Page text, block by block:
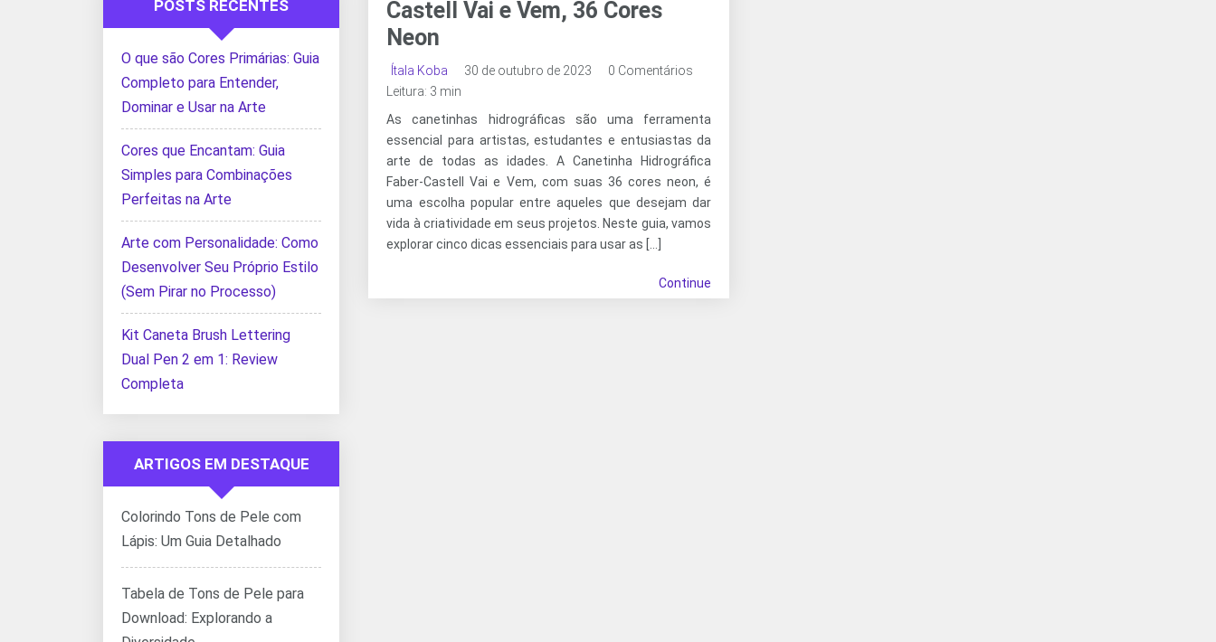
Castell Vai e Vem, 36 Cores
Neon
Ítala Koba 30 de outubro de 2023
0 Comentários
Leitura: 3 min
As canetinhas hidrográficas são uma ferramenta
essencial para artistas, estudantes e entusiastas da
arte de todas as idades. A Canetinha Hidrográfica
Faber-Castell Vai e Vem, com suas 36 cores neon, é
uma escolha popular entre aqueles que desejam dar
vida à criatividade em seus projetos. Neste guia, vamos
explorar cinco dicas essenciais para usar as […]
Continue
POSTS RECENTES
O que são Cores Primárias: Guia
Completo para Entender,
Dominar e Usar na Arte
Cores que Encantam: Guia
Simples para Combinações
Perfeitas na Arte
Arte com Personalidade: Como
Desenvolver Seu Próprio Estilo
(Sem Pirar no Processo)
Kit Caneta Brush Lettering
Dual Pen 2 em 1: Review
Completa
ARTIGOS EM DESTAQUE
Colorindo Tons de Pele com
Lápis: Um Guia Detalhado
Tabela de Tons de Pele para
Download: Explorando a